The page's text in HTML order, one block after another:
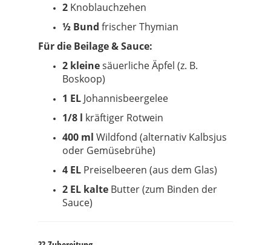
2 Knoblauchzehen
½ Bund frischer Thymian
Für die Beilage & Sauce:
2 kleinesäuerliche Äpfel (z. B.
Boskoop)
1 EL Johannisbeergelee
1/8 l kräftiger Rotwein
400 ml Wildfond (alternativ Kalbsjus
oder Gemüsebrühe)
4 EL Preiselbeeren (aus dem Glas)
2 EL kalte Butter (zum Binden der
Sauce)